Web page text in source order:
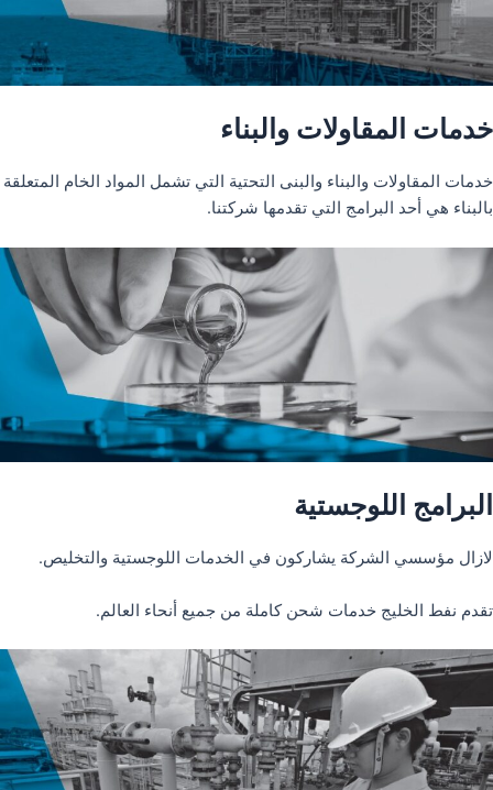
خدمات المقاولات والبناء
خدمات المقاولات والبناء والبنى التحتية التي تشمل المواد الخام المتعلقة
بالبناء هي أحد البرامج التي تقدمها شركتنا.
البرامج اللوجستية
لازال مؤسسي الشركة يشاركون في الخدمات اللوجستية والتخليص.
تقدم نفط الخليج خدمات شحن كاملة من جميع أنحاء العالم.